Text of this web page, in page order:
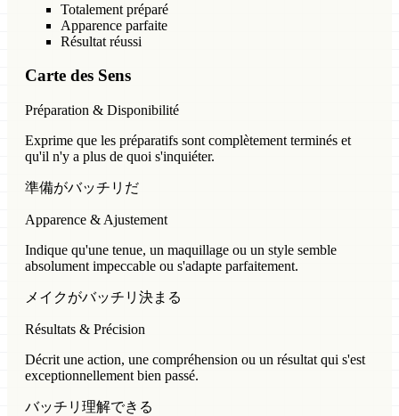
Totalement préparé
Apparence parfaite
Résultat réussi
Carte des Sens
Préparation & Disponibilité
Exprime que les préparatifs sont complètement terminés et
qu'il n'y a plus de quoi s'inquiéter.
準備がバッチリだ
Apparence & Ajustement
Indique qu'une tenue, un maquillage ou un style semble
absolument impeccable ou s'adapte parfaitement.
メイクがバッチリ決まる
Résultats & Précision
Décrit une action, une compréhension ou un résultat qui s'est
exceptionnellement bien passé.
バッチリ理解できる